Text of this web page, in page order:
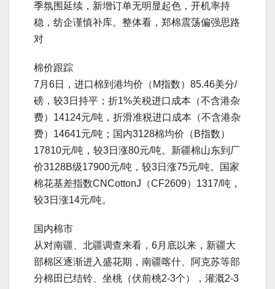
季氛围延续，新增订单无明显起色，开机率持
稳，纺企谨慎补库。整体看，郑棉震荡偏强思路
对
棉价跟踪
7月6日，进口棉到港均价（M指数）85.46美分/
磅，较3日持平；折1%关税进口成本（不含港杂
费）14124元/吨，折滑准税进口成本（不含港杂
费）14641元/吨；国内3128棉均价（B指数）
17810元/吨，较3日涨80元/吨。新疆棉山东到厂
价3128B级17900元/吨，较3日涨75元/吨。国家
棉花基差指数CNCottonJ（CF2609）1317/吨，
较3日涨14元/吨。
国内棉市
从对南疆、北疆调查来看，6月底以来，新疆大
部棉区逐渐进入盛花期，南疆喀什、阿克苏等部
分棉田已结铃、坐桃（伏前桃2-3个），灌溉2-3